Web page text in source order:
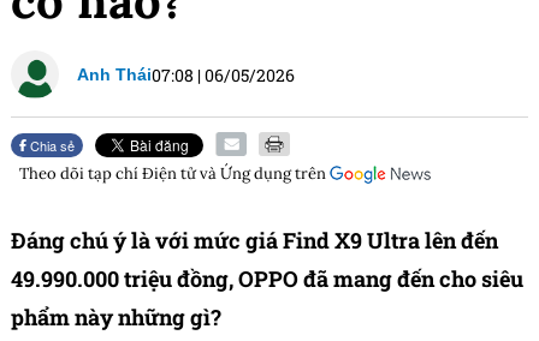
Anh Thái07:08 |06/05/2026
Chia sẻ
Theo dõi tạp chíĐiện tử và Ứng dụngtrên
Đáng chú ý là với mức giá Find X9 Ultra lên đến
49.990.000 triệu đồng, OPPO đã mang đến cho siêu
phẩm này những gì?